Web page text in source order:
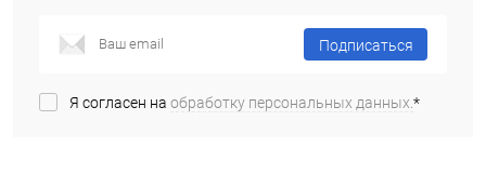
Подписаться
Я согласен на обработку персональных данных.*